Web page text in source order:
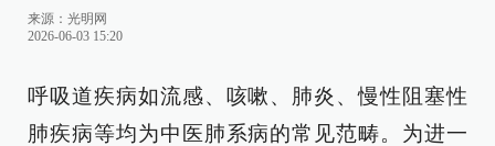
来源： 光明网
2026-06-03 15:20
呼吸道疾病如流感、咳嗽、肺炎、慢性阻塞性
肺疾病等均为中医肺系病的常见范畴。为进一